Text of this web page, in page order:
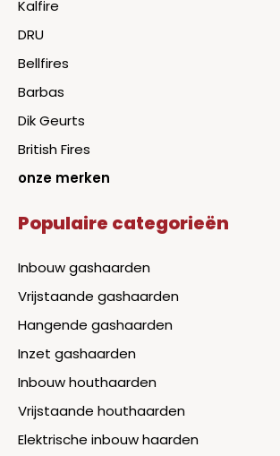
Kalfire
DRU
Bellfires
Barbas
Dik Geurts
British Fires
onze merken
Populaire categorieën
Inbouw gashaarden
Vrijstaande gashaarden
Hangende gashaarden
Inzet gashaarden
Inbouw houthaarden
Vrijstaande houthaarden
Elektrische inbouw haarden